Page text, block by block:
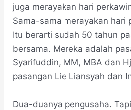
juga merayakan hari
Sama-sama merayakan hari
Itu berarti sudah 50 tahun
bersama. Mereka adalah
Syarifuddin, MM, MBA dan
pasangan Lie Liansyah dan
Dua-duanya pengusaha.